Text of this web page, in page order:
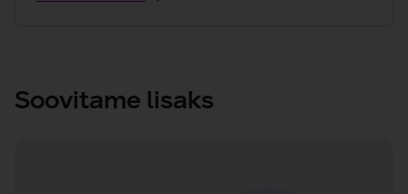
Soovitame lisaks